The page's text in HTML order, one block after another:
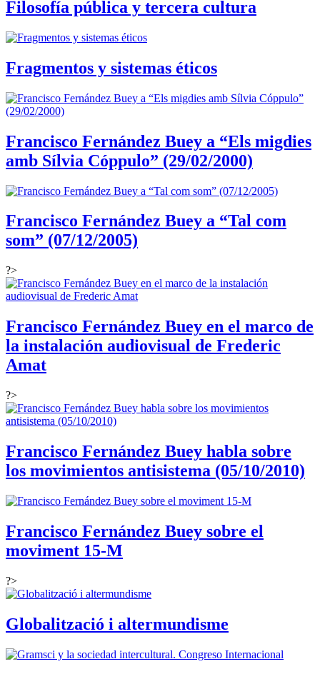
Filosofía pública y tercera cultura
Fragmentos y sistemas éticos
Francisco Fernández Buey a “Els migdies
amb Sílvia Cóppulo” (29/02/2000)
Francisco Fernández Buey a “Tal com
som” (07/12/2005)
?>
Francisco Fernández Buey en el marco de
la instalación audiovisual de Frederic
Amat
?>
Francisco Fernández Buey habla sobre
los movimientos antisistema (05/10/2010)
Francisco Fernández Buey sobre el
moviment 15-M
?>
Globalització i altermundisme